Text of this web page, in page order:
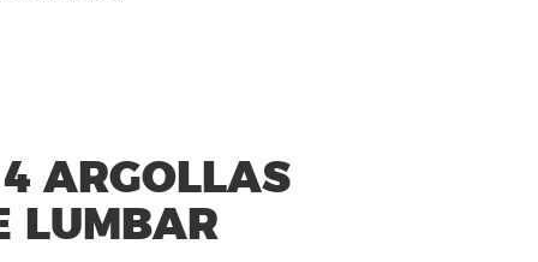
ARGOLLAS
LUMBAR